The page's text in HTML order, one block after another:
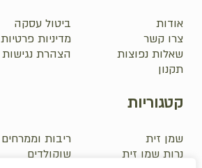
קטגוריות
שמן זית
נרות שמן זית
ריבות וממרחים
שוקולדים
אודות
צרו קשר
שאלות נפוצות
תקנון
ביטול עסקה
מדיניות פרטיות
הצהרת נגישות